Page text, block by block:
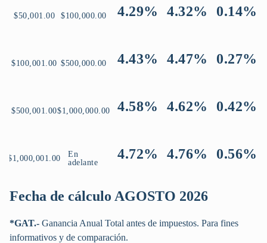
$50,001.00 $100,000.00 4.29% 4.32% 0.14%
$100,001.00 $500,000.00 4.43% 4.47% 0.27%
$500,001.00$1,000,000.00 4.58% 4.62% 0.42%
$1,000,001.00
En
adelante
4.72% 4.76% 0.56%
Fecha de cálculo AGOSTO 2026
*GAT.- Ganancia Anual Total antes de impuestos. Para fines
informativos y de comparación.